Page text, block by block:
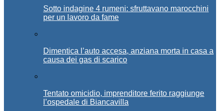
Sotto indagine 4 rumeni: sfruttavano marocchini
per un lavoro da fame
Dimentica l’auto accesa, anziana morta in casa a
causa dei gas di scarico
Tentato omicidio, imprenditore ferito raggiunge
l’ospedale di Biancavilla